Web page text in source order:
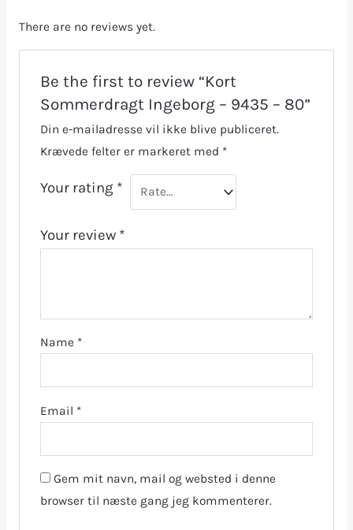
There are no reviews yet.
Be the first to review “Kort
Sommerdragt Ingeborg – 9435 – 80”
Din e-mailadresse vil ikke blive publiceret.
Krævede felter er markeret med *
Your rating *
Your review *
Name *
Email *
Gem mit navn, mail og websted i denne
browser til næste gang jeg kommenterer.